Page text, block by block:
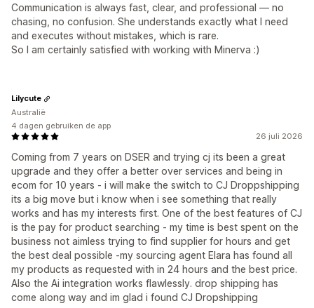
Communication is always fast, clear, and professional — no
chasing, no confusion. She understands exactly what I need
and executes without mistakes, which is rare.
So I am certainly satisfied with working with Minerva :)
26 juli 2026
Coming from 7 years on DSER and trying cj its been a great
upgrade and they offer a better over services and being in
ecom for 10 years - i will make the switch to CJ Droppshipping
its a big move but i know when i see something that really
works and has my interests first. One of the best features of CJ
is the pay for product searching - my time is best spent on the
business not aimless trying to find supplier for hours and get
the best deal possible -my sourcing agent Elara has found all
my products as requested with in 24 hours and the best price.
Also the Ai integration works flawlessly. drop shipping has
come along way and im glad i found CJ Dropshipping
Lilycute
Australië
4 dagen gebruiken de app